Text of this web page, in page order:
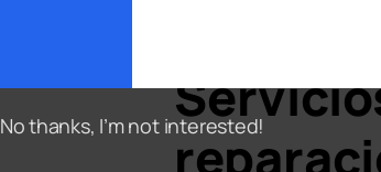
No thanks, I’m not interested!